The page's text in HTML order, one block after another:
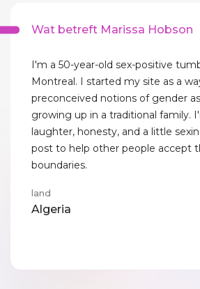
Wat betreft Marissa Hobson
I'm a 50-year-old sex-positive
Montreal. I started my site as a
preconceived notions of gender
growing up in a traditional family.
laughter, honesty, and a little
post to help other people accept
boundaries.
land
Algeria